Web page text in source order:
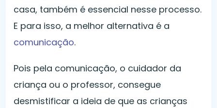
casa, também é essencial nesse processo.
E para isso, a melhor alternativa é a
comunicação.
Pois pela comunicação, o cuidador da
criança ou o professor, consegue
desmistificar a ideia de que as crianças